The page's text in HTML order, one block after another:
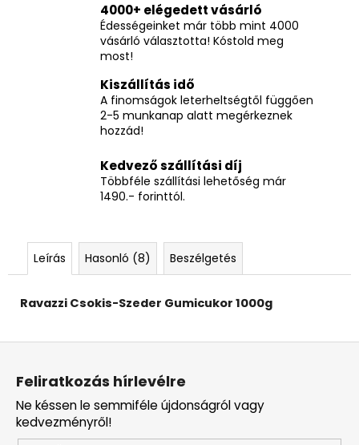
4000+ elégedett vásárló
Édességeinket már több mint 4000
vásárló választotta! Kóstold meg
most!
Kiszállítás idő
A finomságok leterheltségtől függően
2-5 munkanap alatt megérkeznek
hozzád!
Kedvező szállítási díj
Többféle szállítási lehetőség már
1490.- forinttól.
Leírás Hasonló (8) Beszélgetés
Ravazzi Csokis-Szeder Gumicukor 1000g
Feliratkozás hírlevélre
Ne késsen le semmiféle újdonságról vagy
kedvezményről!